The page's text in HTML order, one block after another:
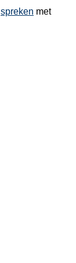
spreken met